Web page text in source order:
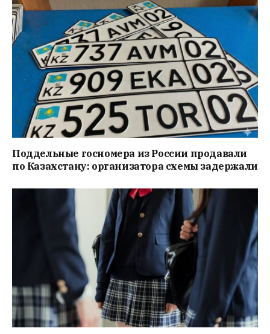
Поддельные госномера из России продавали
по Казахстану: организатора схемы задержали